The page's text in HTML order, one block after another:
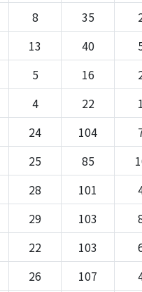
8 35
13 40
5 16
4 22 1
24 104
25 85
28 101
29 103
22 103
26 107